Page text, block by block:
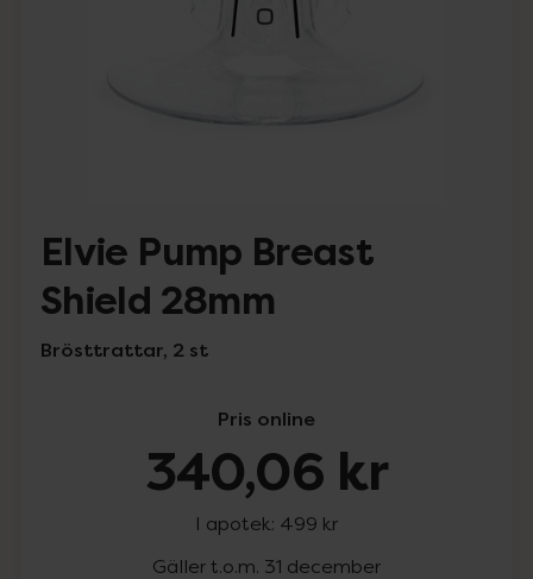
Elvie Pump Breast
Shield 28mm
Brösttrattar, 2 st
Pris online
340,06 kr
I apotek: 499 kr
Gäller t.o.m. 31 december